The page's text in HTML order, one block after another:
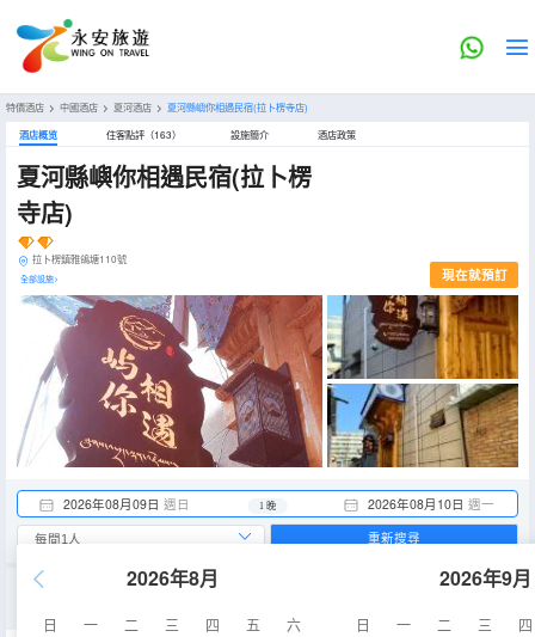
特價酒店 > 中國酒店 > 夏河酒店 > 夏河縣嶼你相遇民宿(拉卜楞寺店)
酒店概览 住客點評（163） 設施簡介 酒店政策
夏河縣嶼你相遇民宿(拉卜楞
寺店)
拉卜楞鎮雅鴿塘110號
全部設施> 現在就預訂
2026年08月09日 週日 2026年08月10日 週一
1 晚
2026年8月
日 一 二 三 四 五
六
2026年9月
日 一 二 三
四
重新搜尋